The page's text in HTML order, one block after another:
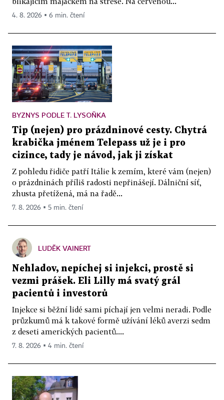
4. 8. 2026 ▪ 6 min. čtení
BYZNYS PODLE T. LYSOŇKA
Tip (nejen) pro prázdninové cesty. Chytrá
krabička jménem Telepass už je i pro
cizince, tady je návod, jak ji získat
Z pohledu řidiče patří Itálie k zemím, které vám (nejen)
o prázdninách příliš radosti nepřinášejí. Dálniční síť,
zhusta přetížená, má na řadě...
7. 8. 2026 ▪ 5 min. čtení
LUDĚK VAINERT
Nehladov, nepíchej si injekci, prostě si
vezmi prášek. Eli Lilly má svatý grál
pacientů i investorů
Injekce si běžní lidé sami píchají jen velmi neradi. Podle
průzkumů má k takové formě užívání léků averzi sedm
z deseti amerických pacientů....
7. 8. 2026 ▪ 4 min. čtení